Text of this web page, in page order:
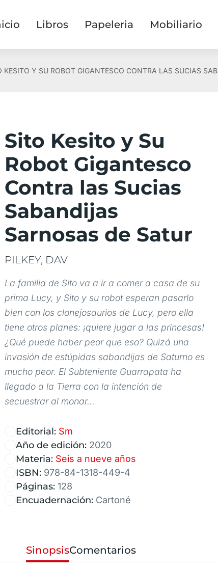
Libros Papeleria Mobiliario
KESITO Y SU ROBOT GIGANTESCO CONTRA LAS SUCIAS
Sito Kesito y Su
Robot Gigantesco
Contra las Sucias
Sabandijas
Sarnosas de Satur
PILKEY, DAV
La familia de Sito va a ir a comer a casa de su
prima Lucy, y Sito y su robot esperan pasarlo
bien con los clonejosaurios de Lucy, pero ella
tiene otros planes: ¡quiere jugar a las princesas!
¿Qué puede haber peor que eso? Quizá una
invasión de estúpidas sabandijas de Saturno es
mucho peor. El Subteniente Guarrapata ha
llegado a la Tierra con la intención de
secuestrar al monar...
Editorial: Sm
Año de edición: 2020
Materia: Seis a nueve años
ISBN: 978-84-1318-449-4
Páginas: 128
Encuadernación: Cartoné
SinopsisComentarios